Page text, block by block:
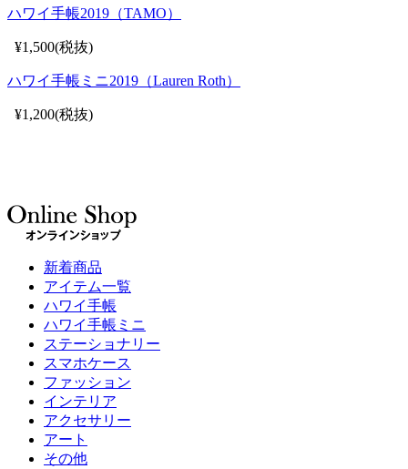
ハワイ手帳2019（TAMO）
¥1,500(税抜)
ハワイ手帳ミニ2019（Lauren Roth）
¥1,200(税抜)
新着商品
アイテム一覧
ハワイ手帳
ハワイ手帳ミニ
ステーショナリー
スマホケース
ファッション
インテリア
アクセサリー
アート
その他